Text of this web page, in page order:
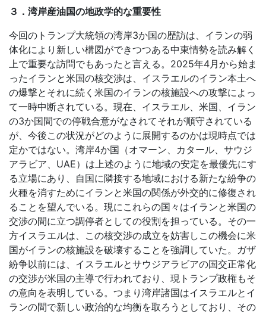
３．湾岸産油国の地政学的な重要性
今回のトランプ大統領の湾岸3か国の歴訪は、イランの弱
体化により新しい構図ができつつある中東情勢を読み解く
上で重要な訪問でもあったと言える。 2025年4月から始ま
ったイランと米国の核交渉は、イスラエルのイラン本土へ
の爆撃とそれに続く米国のイランの核施設への攻撃によっ
て一時中断されている。現在、イスラエル、米国、イラン
の3か国間での停戦合意がなされてそれが順守されている
が、今後この状況がどのように展開するのかは現時点では
定かではない。湾岸4か国（オマーン、カタール、サウジ
アラビア、 UAE）は上述のように地域の安定を最優先にす
る立場にあり、自国に隣接する地域における新たな紛争の
火種を消すためにイランと米国の関係が外交的に修復され
ることを望んでいる。現にこれらの国々はイランと米国の
交渉の間に立つ調停者としての役割を担っている。その一
方イスラエルは、この核交渉の成立を妨害しこの機会に米
国がイランの核施設を破壊することを強調していた。ガザ
紛争以前には、イスラエルとサウジアラビアの国交正常化
の交渉が米国の主導で行われており、現トランプ政権もそ
の意向を表明している。つまり湾岸諸国はイスラエルとイ
ランの間で新しい政治的な均衡を取ろうとしており、その